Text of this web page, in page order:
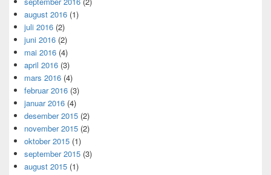
august 2016 (1)
juli 2016 (2)
juni 2016 (2)
mai 2016 (4)
april 2016 (3)
mars 2016 (4)
februar 2016 (3)
januar 2016 (4)
desember 2015 (2)
november 2015 (2)
oktober 2015 (1)
september 2015 (3)
august 2015 (1)